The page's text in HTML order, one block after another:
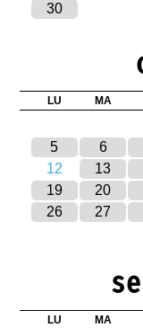
30
LU MA
5
6
12
13
19
20
26
27
LU MA